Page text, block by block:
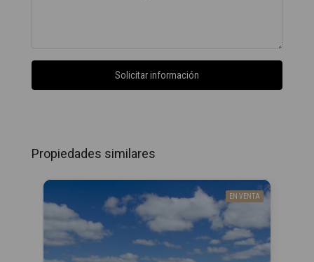
Solicitar información
Propiedades similares
EN VENTA